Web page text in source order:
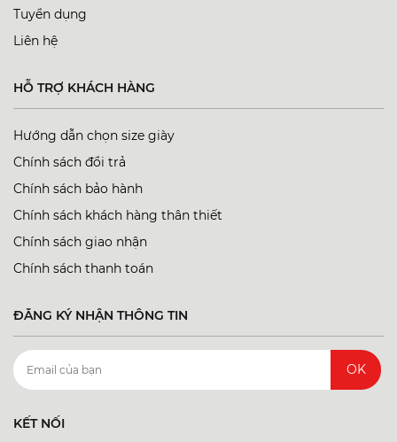
Tuyển dụng
Liên hệ
HỖ TRỢ KHÁCH HÀNG
Hướng dẫn chọn size giày
Chính sách đổi trả
Chính sách bảo hành
Chính sách khách hàng thân thiết
Chính sách giao nhận
Chính sách thanh toán
ĐĂNG KÝ NHẬN THÔNG TIN
OK
KẾT NỐI